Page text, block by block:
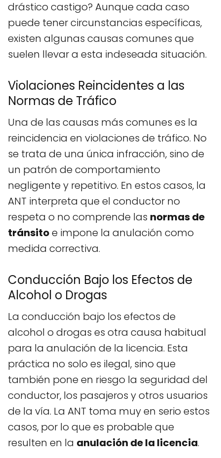
drástico castigo? Aunque cada caso
puede tener circunstancias específicas,
existen algunas causas comunes que
suelen llevar a esta indeseada situación.
Violaciones Reincidentes a las
Normas de Tráfico
Una de las causas más comunes es la
reincidencia en violaciones de tráfico. No
se trata de una única infracción, sino de
un patrón de comportamiento
negligente y repetitivo. En estos casos, la
ANT interpreta que el conductor no
respeta o no comprende las normas de
tránsitoe impone la anulación como
medida correctiva.
Conducción Bajo los Efectos de
Alcohol o Drogas
La conducción bajo los efectos de
alcohol o drogas es otra causa habitual
para la anulación de la licencia. Esta
práctica no solo es ilegal, sino que
también pone en riesgo la seguridad del
conductor, los pasajeros y otros usuarios
de la vía. La ANT toma muy en serio estos
casos, por lo que es probable que
resulten en la anulación de la licencia.